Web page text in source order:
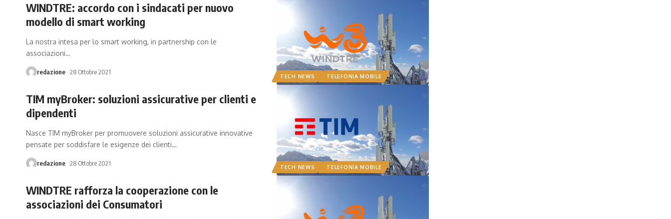
TECH NEWS TELEFONIA MOBILE
WINDTRE: accordo con i sindacati per nuovo
modello di smart working
La nostra intesa per lo smart working, in partnership con le
associazioni…
redazione 28 Ottobre 2021
TECH NEWS TELEFONIA MOBILE
TIM myBroker: soluzioni assicurative per clienti e
dipendenti
Nasce TIM myBroker per promuovere soluzioni assicurative innovative
pensate per soddisfare le esigenze dei clienti…
redazione 28 Ottobre 2021
WINDTRE rafforza la cooperazione con le
associazioni dei Consumatori